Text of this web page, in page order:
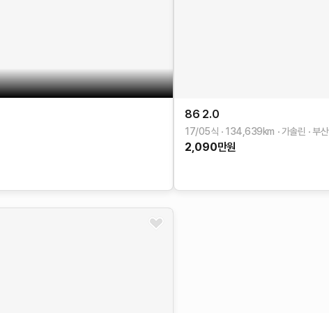
86 2.0
17/05식 134,639km 가솔린 부산
2,090만원